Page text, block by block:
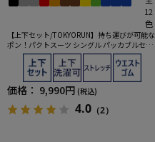
12
色
【上下セット/TOKYORUN】持ち運びが可能な
ポン！パクトスーツ シングル パッカブルセッ
トアップ
価格： 9,990円 (税込)
4.0 （2）